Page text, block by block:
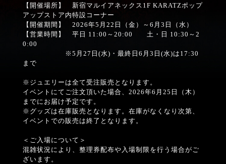
【開催場所】 新宿マルイアネックス1F KARATZポップ
アップストア内特設コーナー
【開催期間】 2026年5月22日（金）～6月3日（水）
【営業時間】 平日 11:00～20:00 土・日 10:30～2
0:00
※5月27日(水)・最終日6月3日(水)は17:30
まで
※ジュエリーは全て受注販売となります。
イベントにてご注文頂いた場合、2026年6月25日（木）
までにお届け予定です。
※グッズは在庫販売となります。在庫がなくなり次第、
イベントでの販売は終了となります。
＜ご入場について＞
混雑状況により、整理券配布や入場制限を行う場合がご
ざいます。